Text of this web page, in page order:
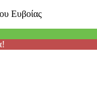
Ευβοίας